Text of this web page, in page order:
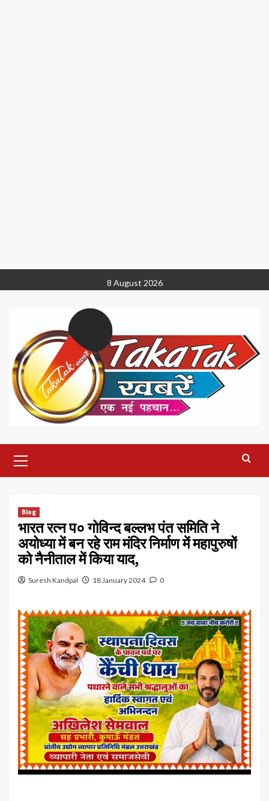
to
8 August 2026
Menu
Blog
भारत रत्न प० गोविन्द बल्लभ पंत समिति ने
अयोध्या में बन रहे राम मंदिर निर्माण में महापुरुषों
को नैनीताल में किया याद,
Suresh Kandpal 18 January 2024 0